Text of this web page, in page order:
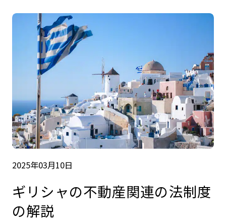
2025年03月10日
ギリシャの不動産関連の法制度
の解説